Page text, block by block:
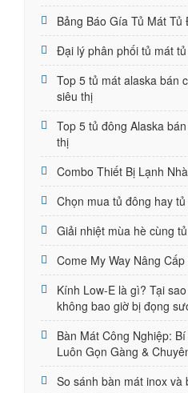
Bảng Báo Gía Tủ Mát
Đại lý phân phối tủ mát
Top 5 tủ mát alaska bán
siêu thị
Top 5 tủ đông Alaska
thị
Combo Thiết Bị Lạnh
Chọn mua tủ đông hay
Giải nhiệt mùa hè cùng
Come My Way Nâng
Kính Low-E là gì? Tại
không bao giờ bị đọng
Bàn Mát Công Nghiệp:
Luôn Gọn Gàng &
So sánh bàn mát inox và